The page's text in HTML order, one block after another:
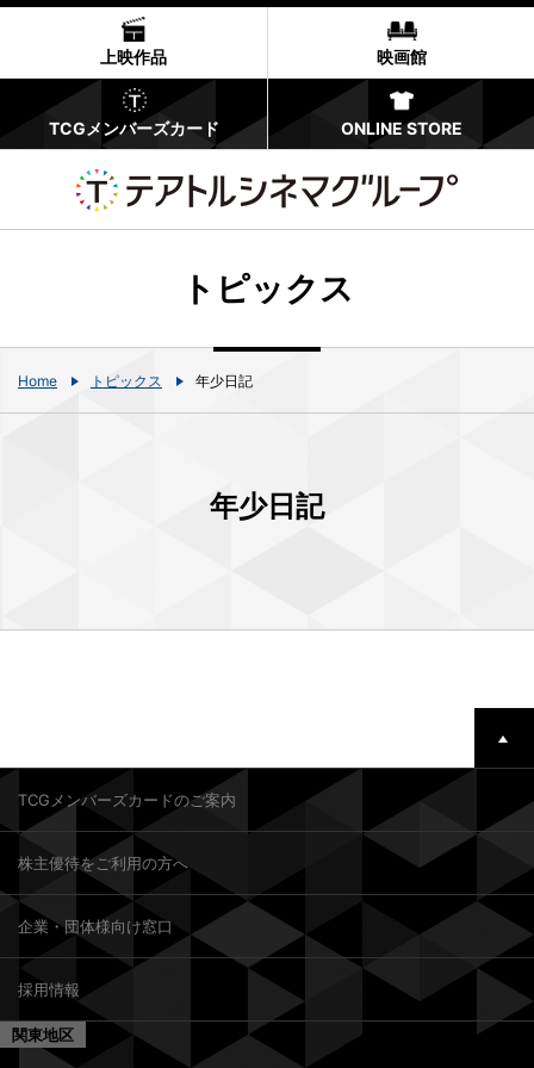
上映作品 映画館
TCGメンバーズカード ONLINE STORE
トピックス
Home トピックス 年少日記
年少日記
TCGメンバーズカードのご案内
株主優待をご利用の方へ
企業・団体様向け窓口
採用情報
関東地区